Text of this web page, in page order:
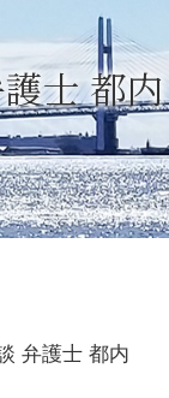
士 都
弁護士 都内